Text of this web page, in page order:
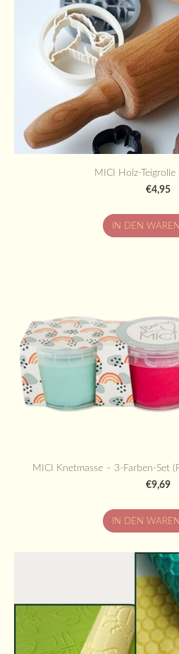
MICI Holz-
€4,95
IN DEN
MICI Knetmasse – 3-Farben-Set
€9,69
IN DEN